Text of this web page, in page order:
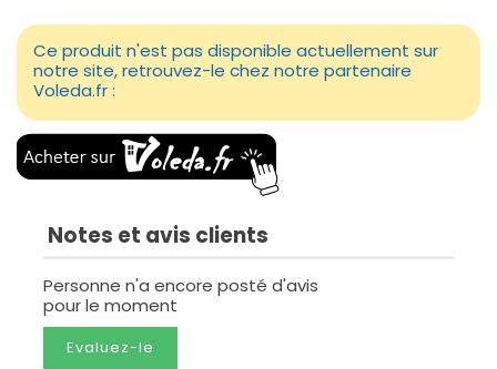
Ce produit n'est pas disponible actuellement sur
notre site, retrouvez-le chez notre partenaire
Voleda.fr :
Notes et avis clients
Personne n'a encore posté d'avis
pour le moment
Evaluez-le